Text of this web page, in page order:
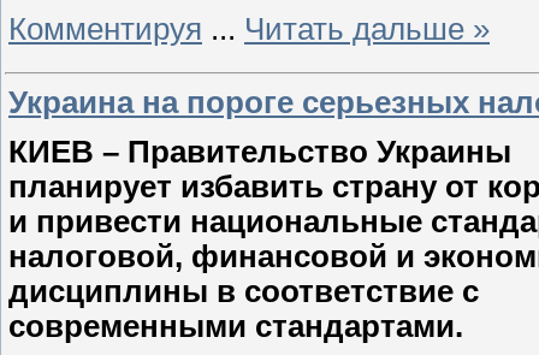
Комментируя ... Читать дальше »
Украина на пороге серьезных
КИЕВ – Правительство Украины
планирует избавить страну от
и привести национальные
налоговой, финансовой и
дисциплины в соответствие с
современными стандартами.